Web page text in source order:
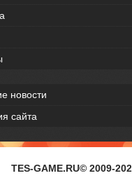
новости
сайта
TES-GAME.RU© 2009-